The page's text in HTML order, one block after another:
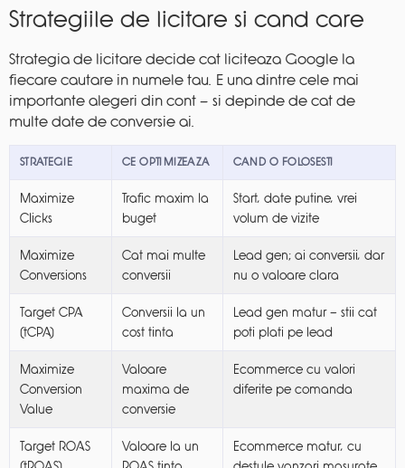
Strategiile de licitare si cand care
Strategia de licitare decide cat liciteaza Google la
fiecare cautare in numele tau. E una dintre cele mai
importante alegeri din cont — si depinde de cat de
multe date de conversie ai.
STRATEGIE CE OPTIMIZEAZA CAND O FOLOSESTI
Maximize
Clicks
Trafic maxim la
buget
Start, date putine, vrei
volum de vizite
Maximize
Conversions
Cat mai multe
conversii
Lead gen; ai conversii, dar
nu o valoare clara
Target CPA
(tCPA)
Conversii la un
cost tinta
Lead gen matur — stii cat
poti plati pe lead
Maximize
Conversion
Value
Valoare
maxima de
conversie
Ecommerce cu valori
diferite pe comanda
Target ROAS
Valoare la un
Ecommerce matur, cu